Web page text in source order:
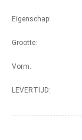
Eigenschap:
Grootte:
Vorm:
LEVERTIJD: